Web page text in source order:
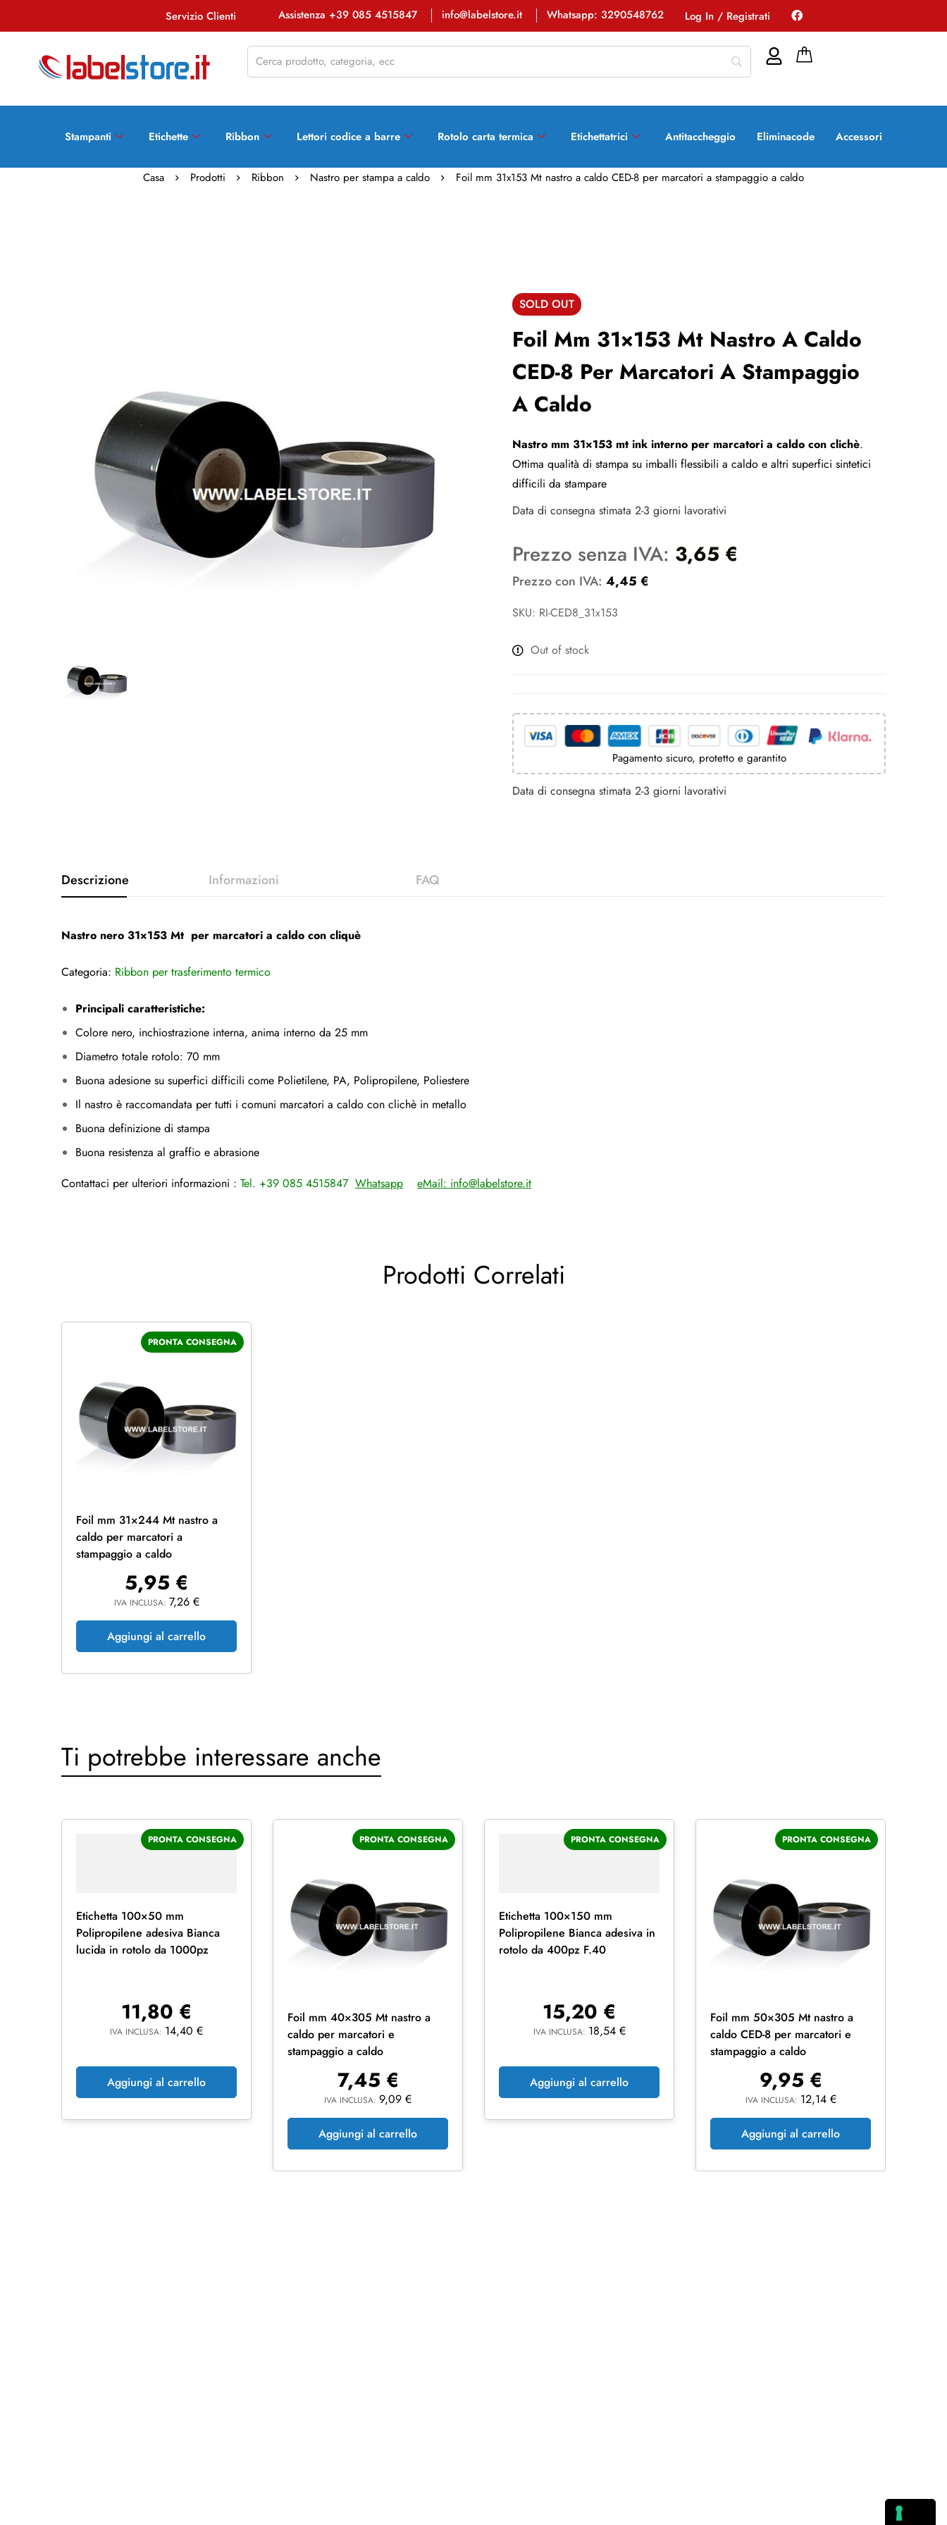
Servizio Clienti Assistenza +39 085 4515847 info@labelstore.it Whatsapp: 3290548762 Log In / Registrati
Stampanti Etichette Ribbon Lettori codice a barre Rotolo carta termica Etichettatrici Antitaccheggio Eliminacode Accessori
Casa Prodotti Ribbon Nastro per stampa a caldo Foil mm 31x153 Mt nastro a caldo CED-8 per marcatori a stampaggio a caldo
SOLD OUT
Foil Mm 31×153 Mt Nastro A Caldo
CED-8 Per Marcatori A Stampaggio
A Caldo
Nastro mm 31×153 mt ink interno per marcatori a caldo con clichè.
Ottima qualità di stampa su imballi flessibili a caldo e altri superfici sintetici
difficili da stampare
Data di consegna stimata 2-3 giorni lavorativi
Prezzo con IVA: 4,45 €
Prezzo senza IVA: 3,65 €
SKU: RI-CED8_31x153
Out of stock
Pagamento sicuro, protetto e garantito
Data di consegna stimata 2-3 giorni lavorativi
Nastro nero 31×153 Mt per marcatori a caldo con cliquè
Categoria: Ribbon per trasferimento termico
Principali caratteristiche:
Colore nero, inchiostrazione interna, anima interno da 25 mm
Diametro totale rotolo: 70 mm
Buona adesione su superfici difficili come Polietilene, PA, Polipropilene, Poliestere
Il nastro è raccomandata per tutti i comuni marcatori a caldo con clichè in metallo
Buona definizione di stampa
Buona resistenza al graffio e abrasione
Contattaci per ulteriori informazioni : Tel. +39 085 4515847 Whatsapp eMail: info@labelstore.it
Prodotti Correlati
PRONTA CONSEGNA
Foil mm 31×244 Mt nastro a
caldo per marcatori a
stampaggio a caldo
5,95 €
IVA INCLUSA: 7,26 €
Aggiungi al carrello
Ti potrebbe interessare anche
PRONTA CONSEGNA
Etichetta 100×50 mm
Polipropilene adesiva Bianca
lucida in rotolo da 1000pz
11,80 €
IVA INCLUSA: 14,40 €
Aggiungi al carrello
PRONTA CONSEGNA
Foil mm 40×305 Mt nastro a
caldo per marcatori e
stampaggio a caldo
7,45 €
IVA INCLUSA: 9,09 €
Aggiungi al carrello
PRONTA CONSEGNA
Etichetta 100×150 mm
Polipropilene Bianca adesiva in
rotolo da 400pz F.40
15,20 €
IVA INCLUSA: 18,54 €
Aggiungi al carrello
PRONTA CONSEGNA
Foil mm 50×305 Mt nastro a
caldo CED-8 per marcatori e
stampaggio a caldo
9,95 €
IVA INCLUSA: 12,14 €
Aggiungi al carrello